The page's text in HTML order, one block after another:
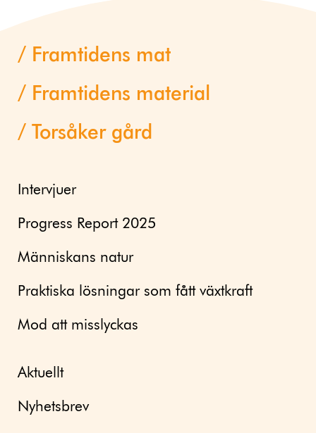
Framtidens mat
Framtidens material
Torsåker gård
Intervjuer
Progress Report 2025
Människans natur
Praktiska lösningar som fått växtkraft
Mod att misslyckas
Aktuellt
Nyhetsbrev